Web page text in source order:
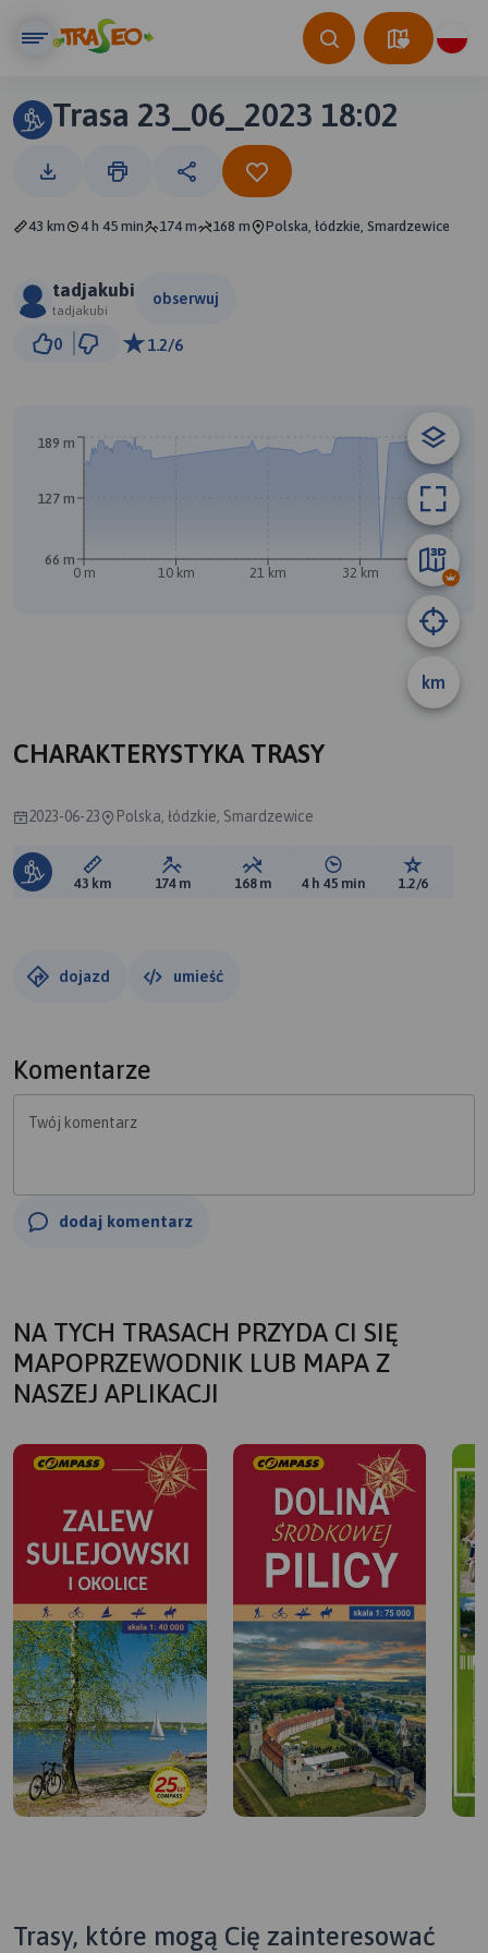
Trasa 23_06_2023 18:02
43 km 4 h 45 min 174 m 168 m Polska, łódzkie, Smardzewice
tadjakubi
tadjakubi
obserwuj
0 1.2/6
km
0 m 10 km 21 km 32 km 43 km
66 m
127 m
189 m
CHARAKTERYSTYKA TRASY
2023-06-23 Polska, łódzkie, Smardzewice
Długość trasy:
43 km Suma przewyższeń:
174 m Suma spadków:
168 m Średni czas potrzebny
4 h 45 min Ocena
1.2/6
dojazd umieść
Komentarze
Twój komentarz
dodaj komentarz
NA TYCH TRASACH PRZYDA CI SIĘ
MAPOPRZEWODNIK LUB MAPA Z
NASZEJ APLIKACJI
Trasy, które mogą Cię zainteresować